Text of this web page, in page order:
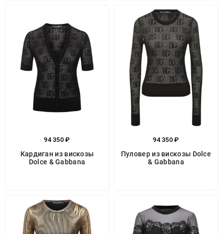
94 350 ₽
Кардиган из вискозы
Dolce & Gabbana
94 350 ₽
Пуловер из вискозы Dolce
& Gabbana